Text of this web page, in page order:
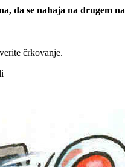
da se nahaja na drugem
črkovanje.